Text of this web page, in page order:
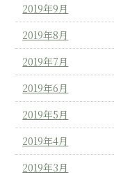
2019年9月
2019年8月
2019年7月
2019年6月
2019年5月
2019年4月
2019年3月